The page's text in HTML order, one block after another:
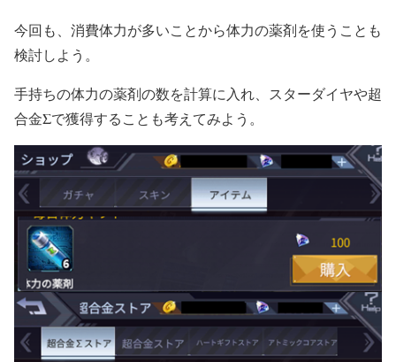
今回も、消費体力が多いことから体力の薬剤を使うことも
検討しよう。
手持ちの体力の薬剤の数を計算に入れ、スターダイヤや超
合金Σで獲得することも考えてみよう。